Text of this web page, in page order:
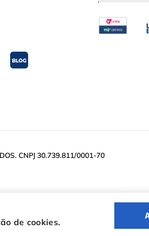
de cookies.
CNPJ 30.739.811/0001-70